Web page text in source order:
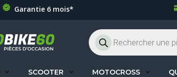
Garantie 6 mois*
Recherche
de
produits
SCOOTER MOTOCROSS